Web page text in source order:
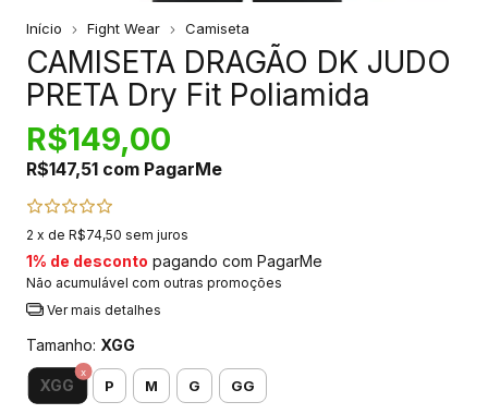
Início Fight Wear Camiseta
CAMISETA DRAGÃO DK JUDO
PRETA Dry Fit Poliamida
R$149,00
R$147,51 com PagarMe
2 x de R$74,50 sem juros
1% de desconto pagando com PagarMe
Não acumulável com outras promoções
Ver mais detalhes
Tamanho: XGG
XGG P M G GG